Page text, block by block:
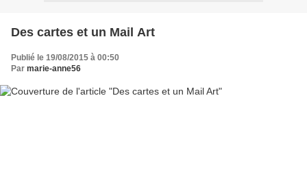
Des cartes et un Mail Art
Publié le 19/08/2015 à 00:50
Par marie-anne56